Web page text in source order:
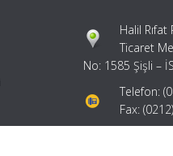
Halil
Ticaret
No: 1585 Şişli –
Telefon:
Fax: